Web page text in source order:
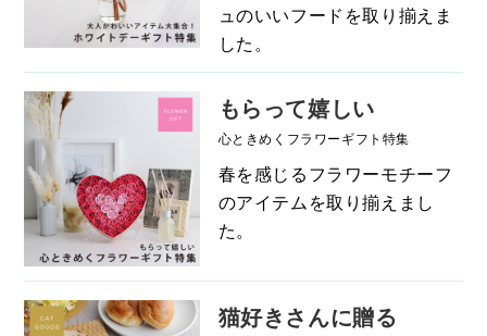
ュのいいフードを取り揃えま
した。
もらって嬉しい
心ときめくフラワーギフト特集
春を感じるフラワーモチーフ
のアイテムを取り揃えまし
た。
猫好きさんに贈る